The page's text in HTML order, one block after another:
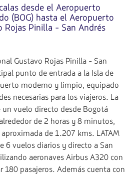
desde el Aeropuerto
(BOG) hasta el Aeropuerto
Rojas Pinilla - San Andrés
Gustavo Rojas Pinilla - San
punto de entrada a la Isla de
moderno y limpio, equipado
necesarias para los viajeros. La
vuelo directo desde Bogotá
de 2 horas y 8 minutos,
de 1.207 kms. LATAM
6 vuelos diarios y directo a San
aeronaves Airbus A320 con
180 pasajeros. Además cuenta con